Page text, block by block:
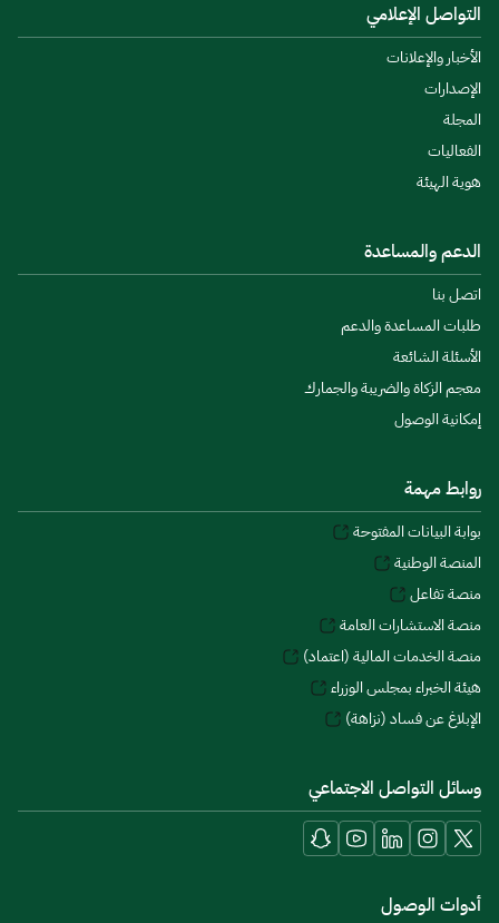
التواصل الإعلامي
الأخبار والإعلانات
الإصدارات
المجلة
الفعاليات
هوية الهيئة
الدعم والمساعدة
اتصل بنا
طلبات المساعدة والدعم
الأسئلة الشائعة
معجم الزكاة والضريبة والجمارك
إمكانية الوصول
روابط مهمة
بوابة البيانات المفتوحة
المنصة الوطنية
منصة تفاعل
منصة الاستشارات العامة
منصة الخدمات المالية (اعتماد)
هيئة الخبراء بمجلس الوزراء
الإبلاغ عن فساد (نزاهة)
وسائل التواصل الاجتماعي
أدوات الوصول